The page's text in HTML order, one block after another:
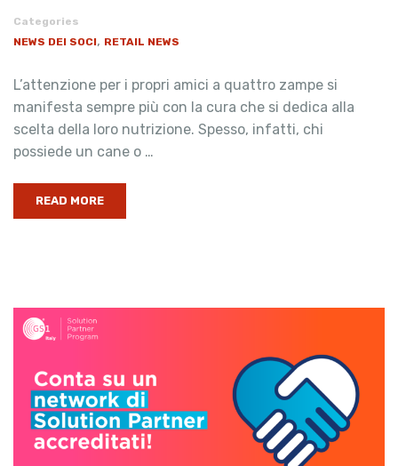
Categories
NEWS DEI SOCI, RETAIL NEWS
L’attenzione per i propri amici a quattro zampe si
manifesta sempre più con la cura che si dedica alla
scelta della loro nutrizione. Spesso, infatti, chi
possiede un cane o …
READ MORE